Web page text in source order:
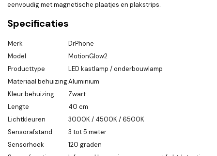
eenvoudig met magnetische plaatjes en plakstrips.
Specificaties
Merk
DrPhone
Model
MotionGlow2
Producttype
LED kastlamp / onderbouwlamp
Materiaal behuizingAluminium
Kleur behuizing
Zwart
Lengte
40 cm
Lichtkleuren
3000K / 4500K / 6500K
Sensorafstand
3 tot 5 meter
Sensorhoek
120 graden